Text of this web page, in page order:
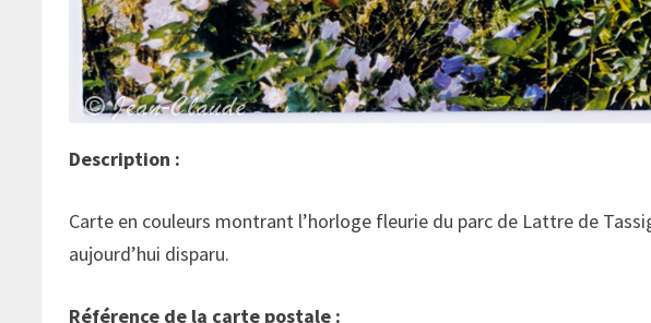
Description :
Carte en couleurs montrant l’horloge fleurie du parc de Lattre de
aujourd’hui disparu.
Référence de la carte postale :